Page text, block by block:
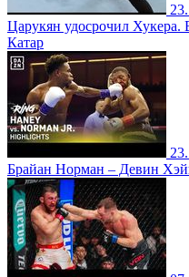
Царукян удосрочил
Катар
Брайан Норман – Девин